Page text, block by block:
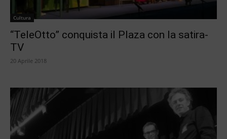
Cultura
“TeleOtto” conquista il Plaza con la satira-
TV
20 Aprile 2018